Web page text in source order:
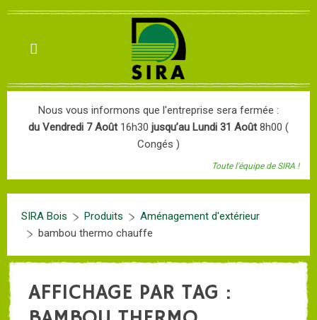
Nous vous informons que l'entreprise sera fermée :
du Vendredi 7 Août 16h30 jusqu’au Lundi 31 Août8h00 (
Congés )
Toute l'équipe de SIRA !
SIRA Bois Produits
Aménagement d'extérieur
bambou thermo chauffe
AFFICHAGE PAR TAG :